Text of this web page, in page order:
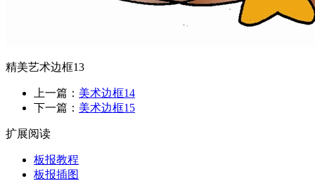
精美艺术边框13
上一篇： 美术边框14
下一篇： 美术边框15
扩展阅读
板报教程
板报插图